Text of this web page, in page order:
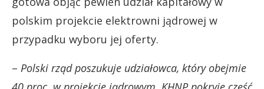
polskim projekcie elektrowni jądrowej w
przypadku wyboru jej oferty.
– Polski rząd poszukuje udziałowca, który obejmie